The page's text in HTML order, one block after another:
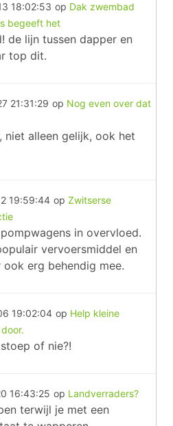
18:02:53 op Dak zwembad
begeeft het
de lijn tussen dapper en
top dit.
21:31:29 op Nog even over dat
niet alleen gelijk, ook het
19:59:44 op Zwitserse
in overvloed.
vervoersmiddel en
erg behendig mee.
19:02:04 op Help kleine
of nie?!
16:43:25 op Landverraders?
terwijl je met een